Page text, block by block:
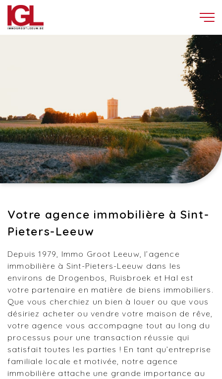
Votre agence immobilière à Sint-
Pieters-Leeuw
Depuis 1979, Immo Groot Leeuw, l’agence
immobilière à Sint-Pieters-Leeuw dans les
environs de Drogenbos, Ruisbroek et Hal est
votre partenaire en matière de biens immobiliers.
Que vous cherchiez un bien à louer ou que vous
désiriez acheter ou vendre votre maison de rêve,
votre agence vous accompagne tout au long du
processus pour une transaction réussie qui
satisfait toutes les parties ! En tant qu’entreprise
familiale locale et motivée, notre agence
immobilière attache une grande importance au